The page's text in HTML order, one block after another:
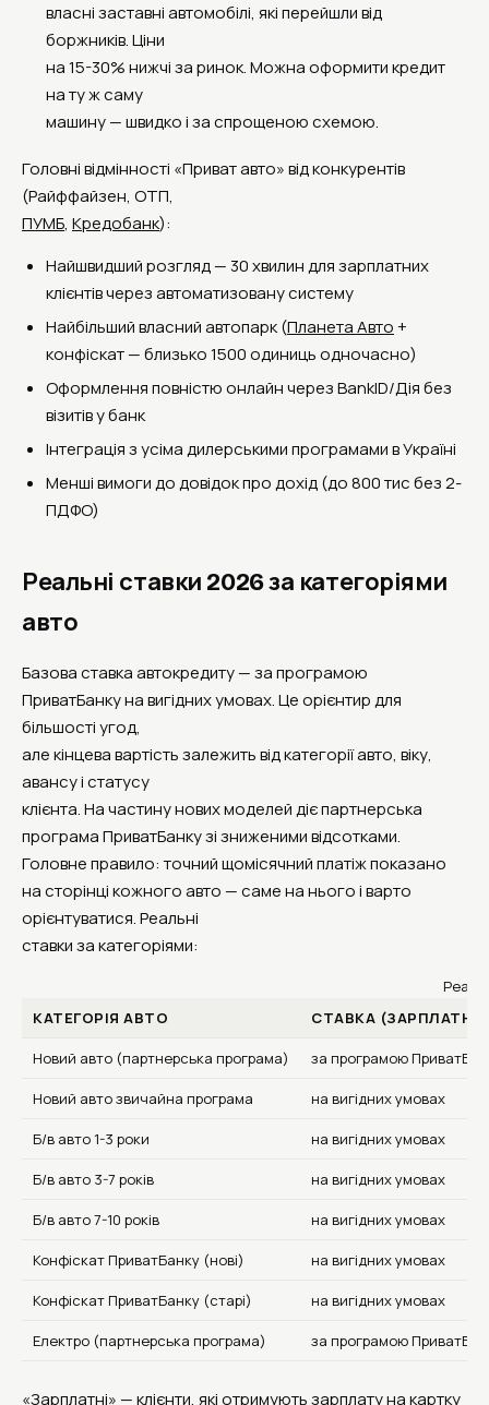
власні заставні автомобілі, які перейшли від
боржників. Ціни
на 15-30% нижчі за ринок. Можна оформити кредит
на ту ж саму
машину — швидко і за спрощеною схемою.
Головні відмінності «Приват авто» від конкурентів
(Райффайзен, ОТП,
ПУМБ, Кредобанк):
Найшвидший розгляд — 30 хвилин для зарплатних
клієнтів через автоматизовану систему
Найбільший власний автопарк (Планета Авто+
конфіскат — близько 1500 одиниць одночасно)
Оформлення повністю онлайн через BankID/Дія без
візитів у банк
Інтеграція з усіма дилерськими програмами в Україні
Менші вимоги до довідок про дохід (до 800 тис без 2-
ПДФО)
Реальні ставки 2026 за категоріями
авто
Базова ставка автокредиту — за програмою
ПриватБанку на вигідних умовах. Це орієнтир для
більшості угод,
але кінцева вартість залежить від категорії авто, віку,
авансу і статусу
клієнта. На частину нових моделей діє партнерська
програма ПриватБанку зі зниженими відсотками.
Головне правило: точний щомісячний платіж показано
на сторінці кожного авто — саме на нього і варто
орієнтуватися. Реальні
ставки за категоріями:
КАТЕГОРІЯ АВТО
СТАВКА (ЗАРПЛАТНІ)
Новий авто (партнерська програма) за програмою
Новий авто звичайна програма на вигідних умовах
Б/в авто 1-3 роки на вигідних умовах
Б/в авто 3-7 років на вигідних умовах
Б/в авто 7-10 років на вигідних умовах
Конфіскат ПриватБанку (нові) на вигідних умовах
Конфіскат ПриватБанку (старі) на вигідних умовах
Електро (партнерська програма) за програмою
«Зарплатні» — клієнти, які отримують зарплату на картку